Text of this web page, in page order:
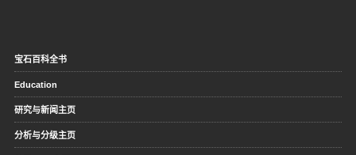
宝石百科全书
Education
研究与新闻主页
分析与分级主页